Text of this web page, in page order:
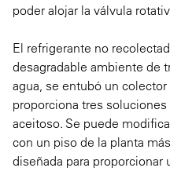
poder alojar la válvula
El refrigerante no
desagradable ambiente de
agua, se entubó un
proporciona tres
aceitoso. Se puede
con un piso de la planta
diseñada para